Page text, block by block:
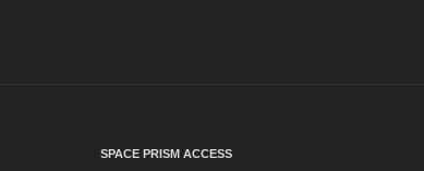
SPACE PRISM ACCESS